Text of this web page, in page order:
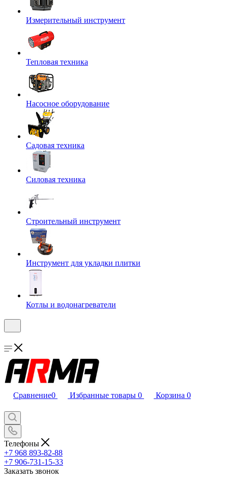
Измерительный инструмент
Тепловая техника
Насосное оборудование
Садовая техника
Силовая техника
Строительный инструмент
Инструмент для укладки плитки
Котлы и водонагреватели
Сравнение0 Избранные товары 0 Корзина 0
Телефоны
+7 968 893-82-88
+7 906-731-15-33
Заказать звонок